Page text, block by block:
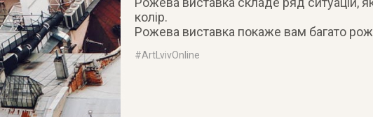
колір.
Рожева виставка покаже вам багато
#ArtLvivOnline